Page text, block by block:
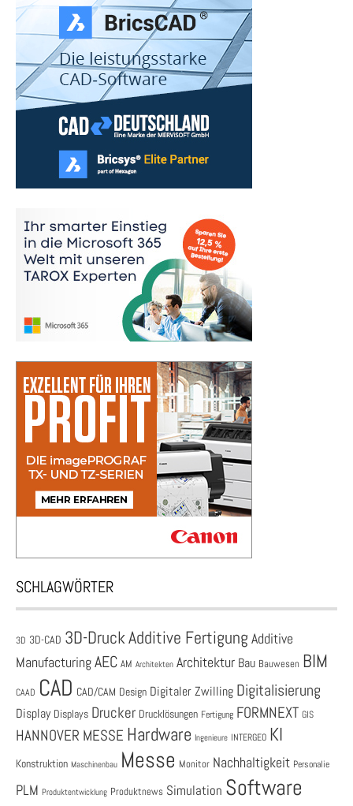
SCHLAGWÖRTER
3D 3D-CAD 3D-DruckAdditive Fertigung Additive
ManufacturingAEC AM Architekten Architektur Bau Bauwesen BIM
CAAD CAD CAD/CAM Design Digitaler Zwilling Digitalisierung
Display Displays Drucker Drucklösungen Fertigung FORMNEXT GIS
HANNOVER MESSE Hardware Ingenieure INTERGEO KI
Konstruktion Maschinenbau Messe Monitor Nachhaltigkeit Personalie
PLM Produktentwicklung Produktnews Simulation Software